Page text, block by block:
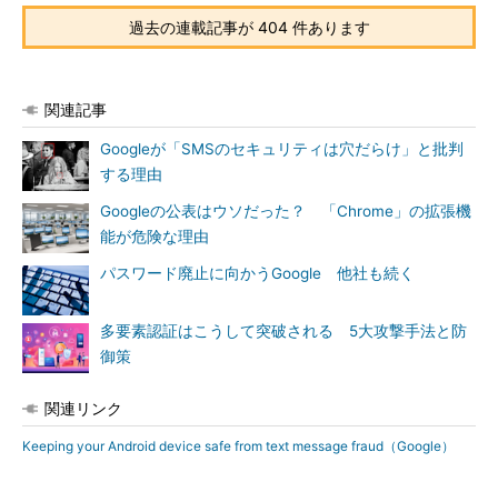
過去の連載記事が 404 件あります
関連記事
Googleが「SMSのセキュリティは穴だらけ」と批判
する理由
Googleの公表はウソだった？ 「Chrome」の拡張機
能が危険な理由
パスワード廃止に向かうGoogle 他社も続く
多要素認証はこうして突破される 5大攻撃手法と防
御策
関連リンク
Keeping your Android device safe from text message fraud（Google）